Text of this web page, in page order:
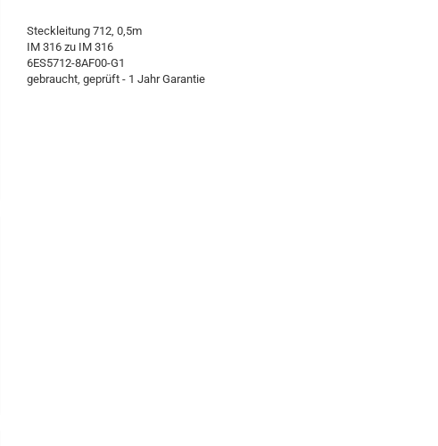
Steckleitung 712, 0,5m
IM 316 zu IM 316
6ES5712-8AF00-G1
gebraucht, geprüft - 1 Jahr Garantie